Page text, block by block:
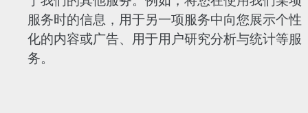
服务时的信息，用于另一项服务中向您展示个性
化的内容或广告、用于用户研究分析与统计等服
务。